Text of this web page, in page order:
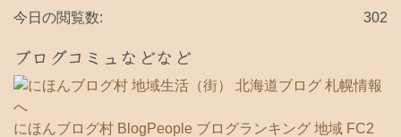
302
今日の閲覧数:
ブログコミュなどなど
にほんブログ村 BlogPeople ブログランキング 地域 FC2